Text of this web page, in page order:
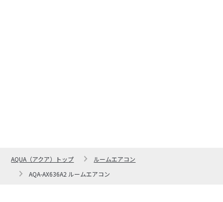
AQUA（アクア）トップ
ルームエアコン
AQA-AX636A2 ルームエアコン